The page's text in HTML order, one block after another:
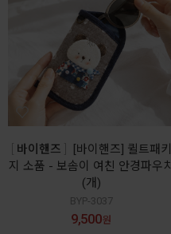
바이핸즈
[바이핸즈] 퀼트패키
지 소품 - 보솜이 여친 안경파우치
(개)
BYP-3037
9,500원